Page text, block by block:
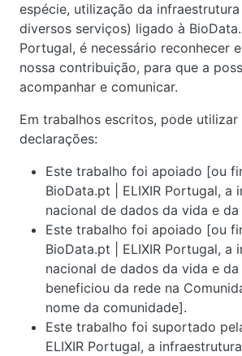
espécie, utilização da
diversos serviços) ligado à
Portugal, é necessário reconhecer
nossa contribuição, para que a
acompanhar e comunicar.
Em trabalhos escritos, pode utilizar
declarações:
Este trabalho foi apoiado [ou
BioData.pt | ELIXIR Portugal, a
nacional de dados da vida e da
Este trabalho foi apoiado [ou
BioData.pt | ELIXIR Portugal, a
nacional de dados da vida e da
beneficiou da rede na
nome da comunidade].
Este trabalho foi suportado
ELIXIR Portugal, a